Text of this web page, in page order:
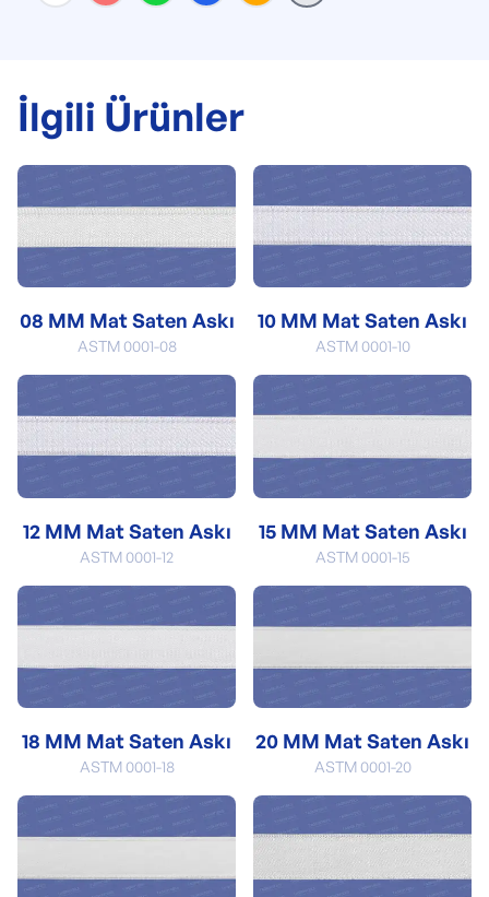
İlgili Ürünler
08 MM Mat Saten Askı
ASTM 0001-08
10 MM Mat Saten Askı
ASTM 0001-10
12 MM Mat Saten Askı
ASTM 0001-12
15 MM Mat Saten Askı
ASTM 0001-15
18 MM Mat Saten Askı
ASTM 0001-18
20 MM Mat Saten Askı
ASTM 0001-20